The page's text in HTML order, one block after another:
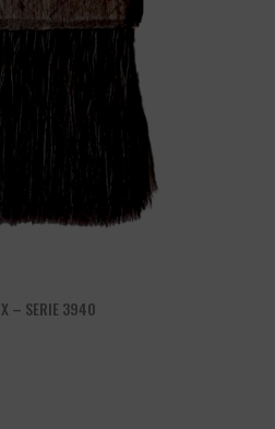
– SERIE 3940